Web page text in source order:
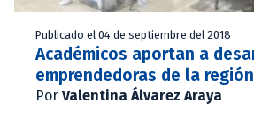
Publicado el 04 de septiembre del 2018
Académicos aportan a
emprendedoras de la
Por Valentina Álvarez Araya